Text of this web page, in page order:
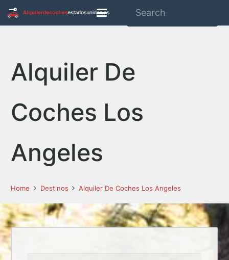
Alquiler De
Coches Los
Angeles
Home Destinos Alquiler De Coches Los Angeles